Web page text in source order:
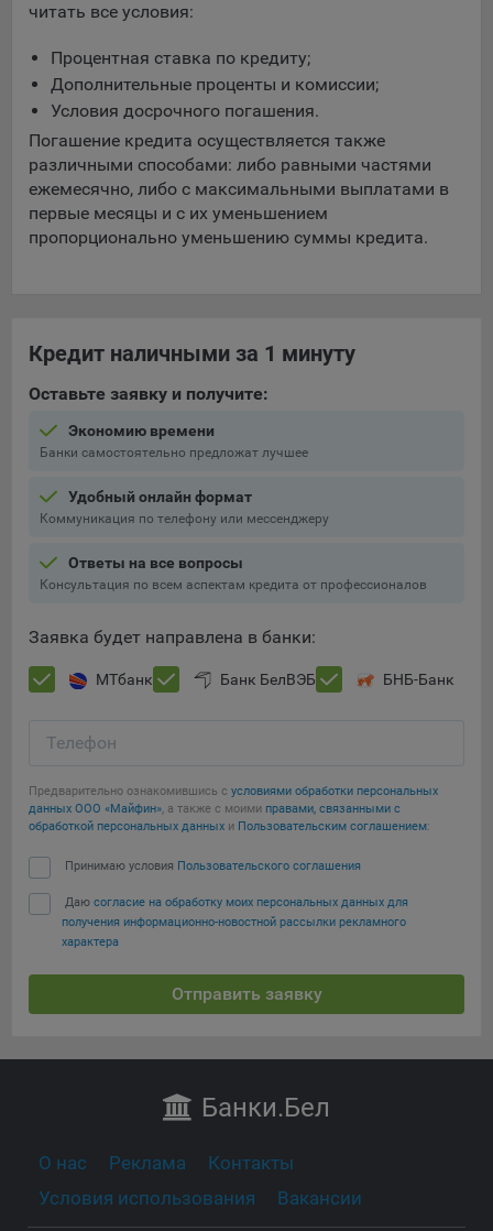
читать все условия:
Процентная ставка по кредиту;
Дополнительные проценты и комиссии;
Условия досрочного погашения.
Погашение кредита осуществляется также
различными способами: либо равными частями
ежемесячно, либо с максимальными выплатами в
первые месяцы и с их уменьшением
пропорционально уменьшению суммы кредита.
Кредит наличными за 1 минуту
Оставьте заявку и получите:
Экономию времени
Банки самостоятельно предложат лучшее
Удобный онлайн формат
Коммуникация по телефону или мессенджеру
Ответы на все вопросы
Консультация по всем аспектам кредита от профессионалов
Заявка будет направлена в банки:
МТбанк Банк БелВЭБ БНБ-Банк
Телефон
Предварительно ознакомившись с условиями обработки персональных
данных ООО «Майфин», а также с моими правами, связанными с
обработкой персональных данных и Пользовательским соглашением:
Принимаю условия Пользовательского соглашения
Даю согласие на обработку моих персональных данных для
получения информационно-новостной рассылки рекламного
характера
Отправить заявку
Банки.Бел
О нас Реклама
Контакты
Условия использования
Вакансии